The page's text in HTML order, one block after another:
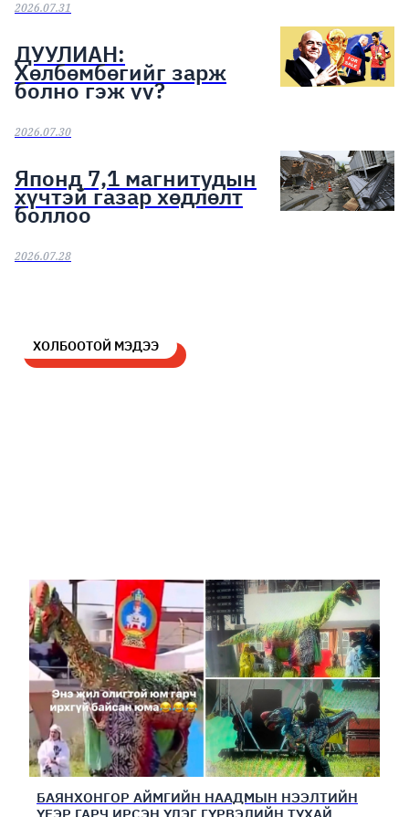
2026.07.31
ДУУЛИАН:
Хөлбөмбөгийг зарж
болно гэж үү?
2026.07.30
Японд 7,1 магнитудын
хүчтэй газар хөдлөлт
боллоо
2026.07.28
ХОЛБООТОЙ МЭДЭЭ
БАЯНХОНГОР АЙМГИЙН НААДМЫН НЭЭЛТИЙН
ҮЕЭР ГАРЧ ИРСЭН ҮЛЭГ ГҮРВЭЛИЙН ТУХАЙ